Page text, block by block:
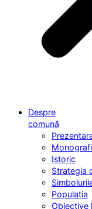
Despre
comună
Istoric
Strategia
Populația
Obiective